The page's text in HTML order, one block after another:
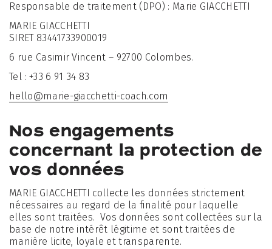
Responsable de traitement (DPO) : Marie GIACCHETTI
MARIE GIACCHETTI
SIRET 83441733900019
6 rue Casimir Vincent – 92700 Colombes.
Tel : +33 6 91 34 83
hello@marie-giacchetti-coach.com
Nos engagements
concernant la protection de
vos données
MARIE GIACCHETTI collecte les données strictement
nécessaires au regard de la finalité pour laquelle
elles sont traitées. Vos données sont collectées sur la
base de notre intérêt légitime et sont traitées de
manière licite, loyale et transparente.